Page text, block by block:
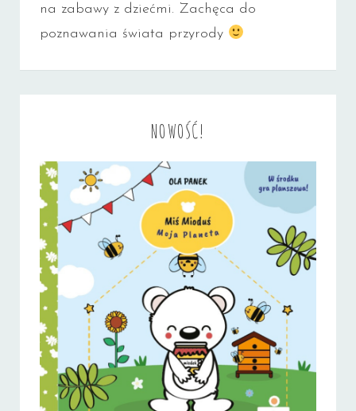
na zabawy z dziećmi. Zachęca do
poznawania świata przyrody
NOWOŚĆ!